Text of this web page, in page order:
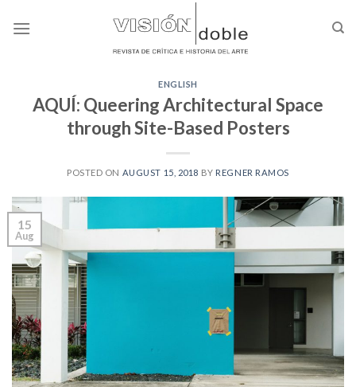
ENGLISH
AQUÍ: Queering Architectural Space
through Site-Based Posters
POSTED ON AUGUST 15, 2018 BY REGNER RAMOS
15
Aug